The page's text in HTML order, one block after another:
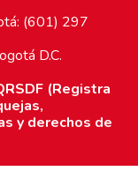
(601) 297
D.C.
(Registra
y derechos de